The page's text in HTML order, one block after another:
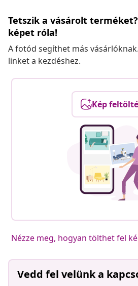
Tetszik a vásárolt
képet róla!
A fotód segíthet más
linket a kezdéshez.
Kép
Nézze meg, hogyan tölthet fel
Vedd fel velünk a